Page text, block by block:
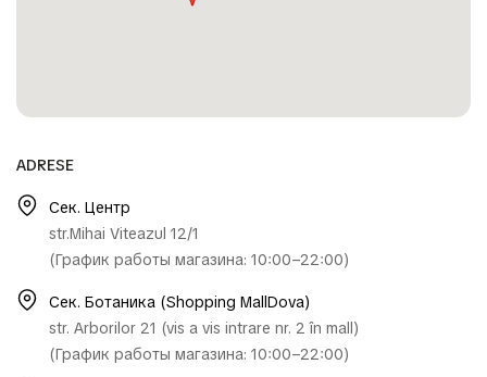
ADRESE
Сек. Центр
str.Mihai Viteazul 12/1
(График работы магазина: 10:00–22:00)
Сек. Ботаника (Shopping MallDova)
str. Arborilor 21 (vis a vis intrare nr. 2 în mall)
(График работы магазина: 10:00–22:00)